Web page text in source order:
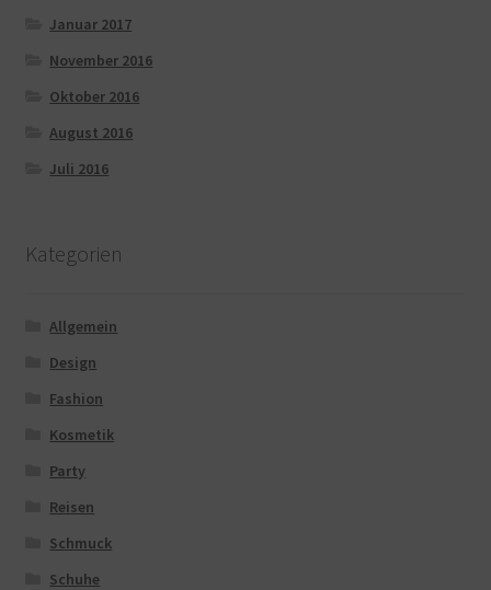
Januar 2017
November 2016
Oktober 2016
August 2016
Juli 2016
Kategorien
Allgemein
Design
Fashion
Kosmetik
Party
Reisen
Schmuck
Schuhe